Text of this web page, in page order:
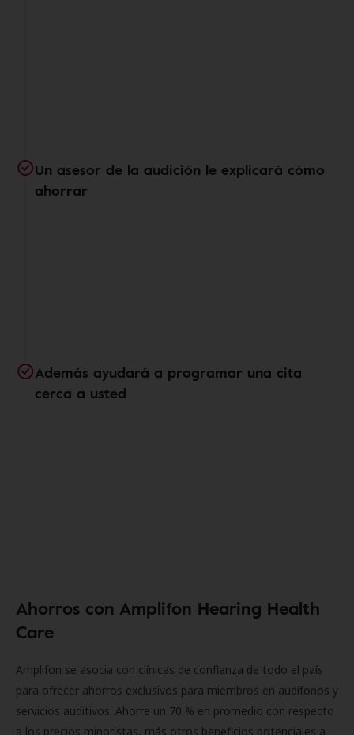
Un asesor de la audición le explicará cómo
ahorrar
Además ayudará a programar una cita
cerca a usted
Ahorros con Amplifon Hearing Health
Care
Amplifon se asocia con clínicas de confianza de todo el país
para ofrecer ahorros exclusivos para miembros en audífonos y
servicios auditivos. Ahorre un 70 % en promedio con respecto
a los precios minoristas, más otros beneficios potenciales a